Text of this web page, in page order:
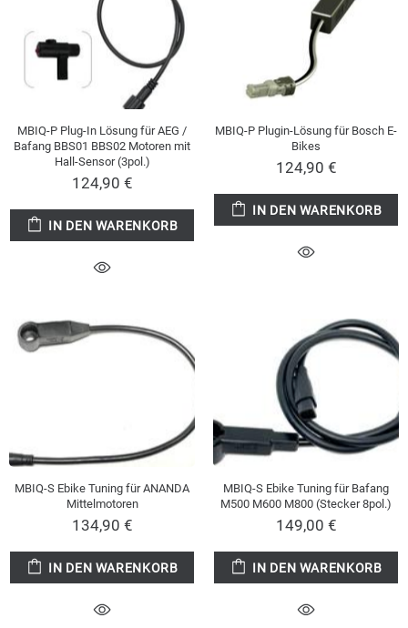
MBIQ-P Plug-In Lösung für AEG /
Bafang BBS01 BBS02 Motoren mit
Hall-Sensor (3pol.)
124,90 €
IN DEN WARENKORB
MBIQ-P Plugin-Lösung für Bosch E-
Bikes
124,90 €
IN DEN WARENKORB
MBIQ-S Ebike Tuning für ANANDA
Mittelmotoren
134,90 €
IN DEN WARENKORB
MBIQ-S Ebike Tuning für Bafang
M500 M600 M800 (Stecker 8pol.)
149,00 €
IN DEN WARENKORB